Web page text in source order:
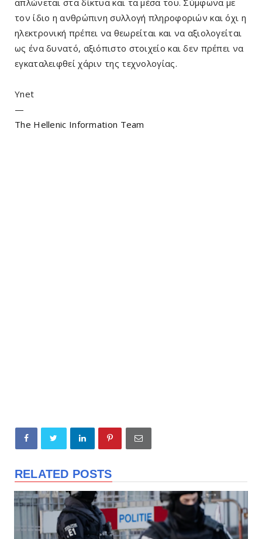
τον ίδιο η ανθρώπινη συλλογή πληροφοριών και όχι η
ηλεκτρονική πρέπει να θεωρείται και να αξιολογείται
ως ένα δυνατό, αξιόπιστο στοιχείο και δεν πρέπει να
εγκαταλειφθεί χάριν της τεχνολογίας.
Ynet
—
The Hellenic Information Team
RELATED POSTS